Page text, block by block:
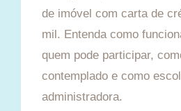
de imóvel com carta de
mil. Entenda como
quem pode participar,
contemplado e como
administradora.